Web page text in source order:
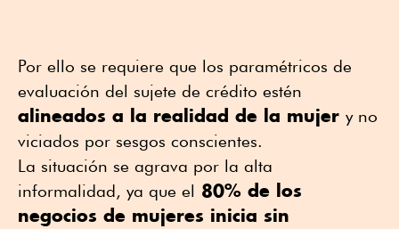
Por ello se requiere que los paramétricos de
evaluación del sujete de crédito estén
alineados a la realidad de la mujer y no
viciados por sesgos conscientes.
La situación se agrava por la alta
informalidad, ya que el 80% de los
negocios de mujeres inicia sin